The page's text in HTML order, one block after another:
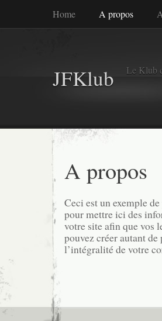
Home A propos
JFKlub Le Klub
A propos
Ceci est un exemple
pour mettre ici des
votre site afin que vos
pouvez créer autant de
l’intégralité de votre